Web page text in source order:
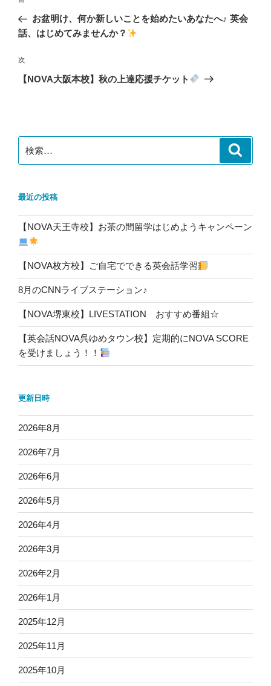
ナ
ゲ
ー
の
投
お盆明け、何か新しいことを始めたいあなたへ♪ 英会
話、はじめてみませんか？
次
の
次
【NOVA大阪本校】秋の上達応援チケット
索:
最近の投稿
【NOVA天王寺校】お茶の間留学はじめようキャンペーン
【NOVA枚方校】ご自宅でできる英会話学習
8月のCNNライブステーション♪
【NOVA堺東校】LIVESTATION おすすめ番組☆
【英会話NOVA呉ゆめタウン校】定期的にNOVA SCORE
を受けましょう！！
更新日時
2026年8月
2026年7月
2026年6月
2026年5月
2026年4月
2026年3月
2026年2月
2026年1月
2025年12月
2025年11月
2025年10月